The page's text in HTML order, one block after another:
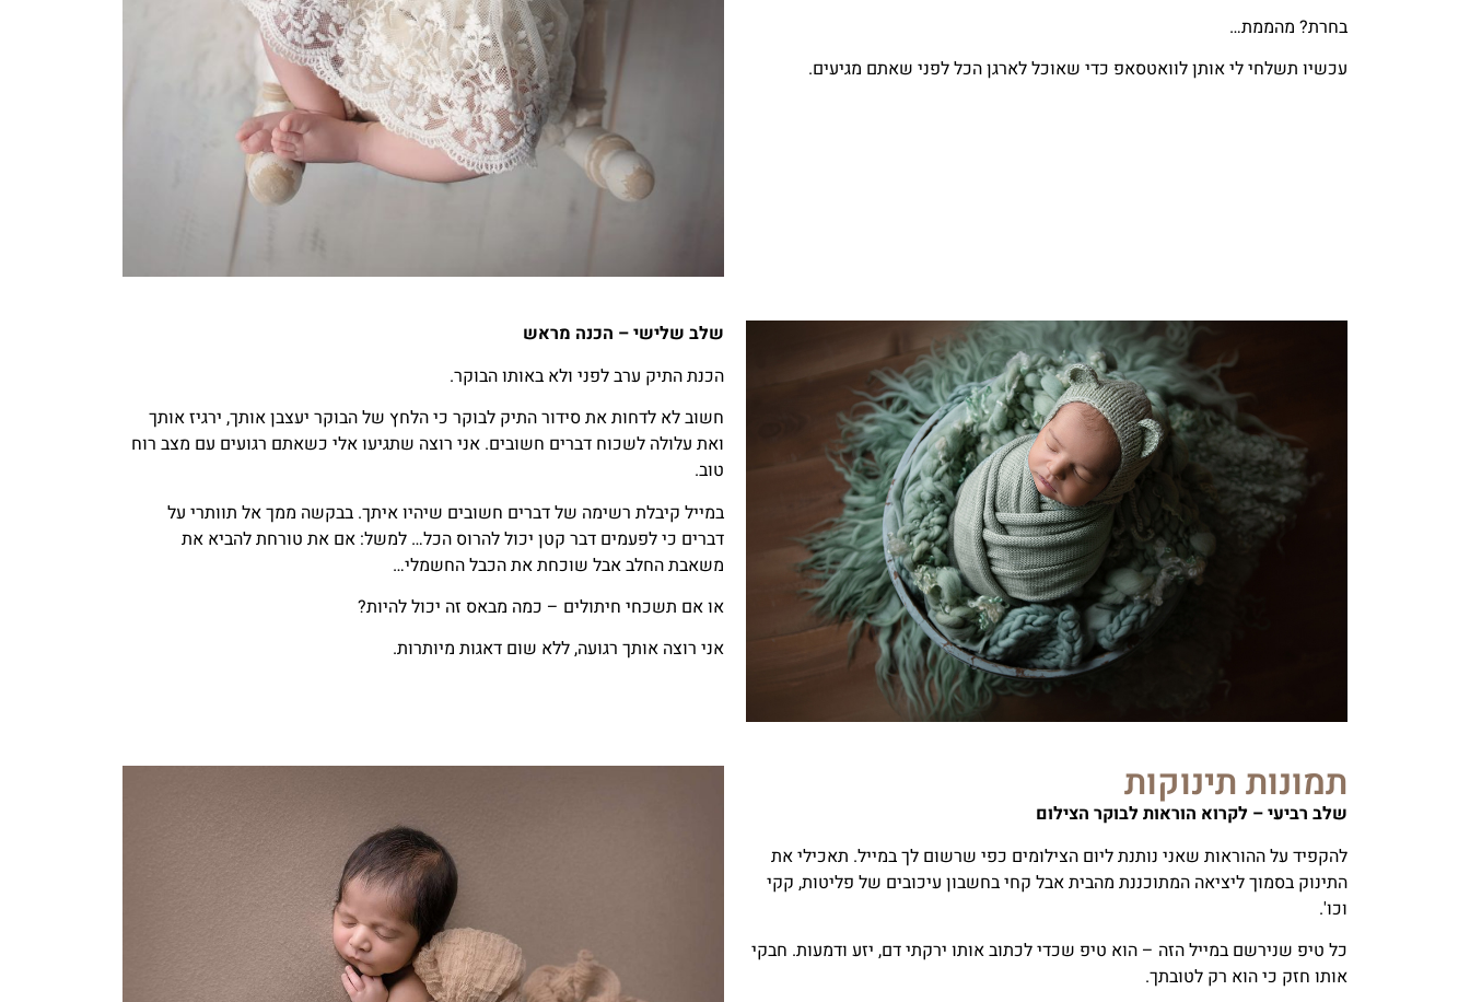
בחרת? מהממת…
עכשיו תשלחי לי אותן לוואטסאפ כדי שאוכל לארגן הכל לפני שאתם מגיעים.
שלב שלישי – הכנה מראש
הכנת התיק ערב לפני ולא באותו הבוקר.
חשוב לא לדחות את סידור התיק לבוקר כי הלחץ של הבוקר יעצבן אותך, ירגיז אותך
ואת עלולה לשכוח דברים חשובים. אני רוצה שתגיעו אלי כשאתם רגועים עם מצב רוח
טוב.
במייל קיבלת רשימה של דברים חשובים שיהיו איתך. בבקשה ממך אל תוותרי על
דברים כי לפעמים דבר קטן יכול להרוס הכל… למשל: אם את טורחת להביא את
משאבת החלב אבל שוכחת את הכבל החשמלי…
או אם תשכחי חיתולים – כמה מבאס זה יכול להיות?
אני רוצה אותך רגועה, ללא שום דאגות מיותרות.
תמונות תינוקות
שלב רביעי – לקרוא הוראות לבוקר הצילום
להקפיד על ההוראות שאני נותנת ליום הצילומים כפי שרשום לך במייל. תאכילי את
התינוק בסמוך ליציאה המתוכננת מהבית אבל קחי בחשבון עיכובים של פליטות, קקי
וכו'.
כל טיפ שנירשם במייל הזה – הוא טיפ שכדי לכתוב אותו ירקתי דם, יזע ודמעות. חבקי
אותו חזק כי הוא רק לטובתך.